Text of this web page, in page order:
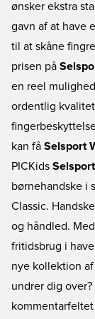
ønsker ekstra
gavn af at have
til at skåne
prisen på
en reel
ordentlig
kan få Selsport
PICKids
børnehandske i
Classic.
og håndled.
fritidsbrug i
nye kollektion af
undrer dig